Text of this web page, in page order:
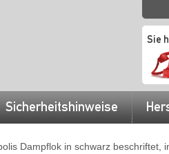
Sie
Sicherheitshinweise
Dampflok in schwarz